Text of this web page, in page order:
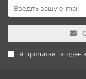
Я прочитав і згоден